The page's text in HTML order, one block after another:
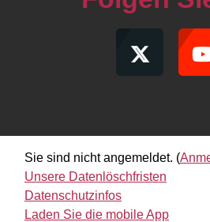
Sie sind nicht angemeldet. (
Unsere Datenlöschfristen
Datenschutzinfos
Laden Sie die mobile App